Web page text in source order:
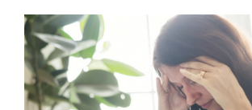
View
Larger
Image